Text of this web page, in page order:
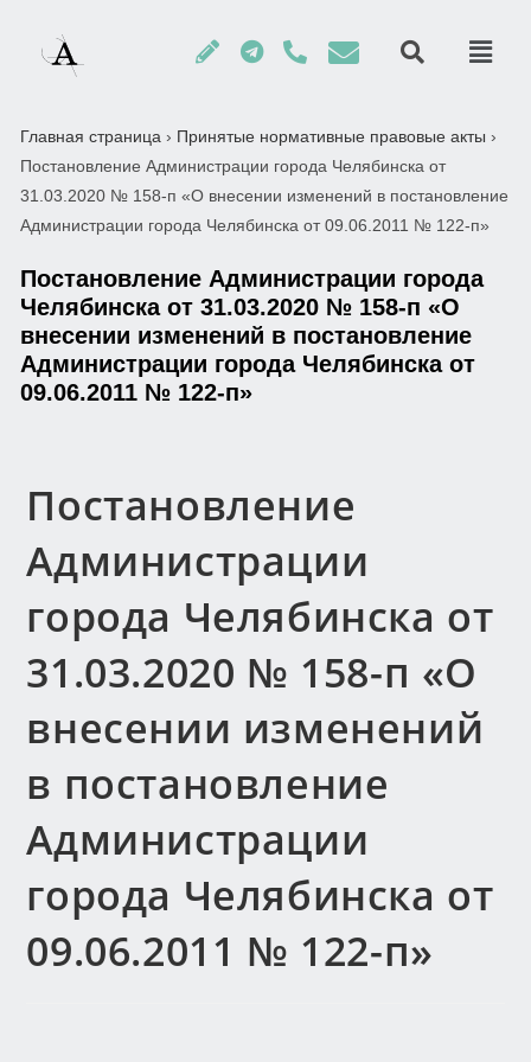
Главная страница › Принятые нормативные правовые акты ›
Постановление Администрации города Челябинска от
31.03.2020 № 158-п «О внесении изменений в постановление
Администрации города Челябинска от 09.06.2011 № 122-п»
Постановление Администрации города
Челябинска от 31.03.2020 № 158-п «О
внесении изменений в постановление
Администрации города Челябинска от
09.06.2011 № 122-п»
Постановление
Администрации
города Челябинска от
31.03.2020 № 158-п «О
внесении изменений
в постановление
Администрации
города Челябинска от
09.06.2011 № 122-п»